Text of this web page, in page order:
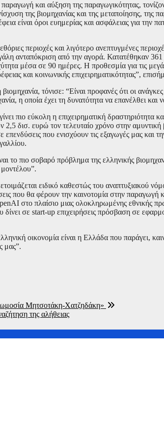
και αύξηση της παραγωγικότητας,
της βιομηχανίας και της μεταποίησης, της
είναι όροι ευημερίας και ασφάλειας για την
περιοχές και λιγότερο ανεπτυγμένες
ανταπόκριση από την αγορά. Κατατέθηκαν 361
μέσα σε 90 ημέρες. Η προθεσμία για τις
και κοινωνικής επιχειρηματικότητας”,
τόνισε: “Είναι προφανές ότι οι
η οποία έχει τη δυνατότητα να επανέλθει και
πιο εύκολη η επιχειρηματική δραστηριότητα
δισ. ευρώ τον τελευταίο χρόνο στην αμυντική
που ενισχύουν τις εξαγωγές μας και
το πιο σοβαρό πρόβλημα της ελληνικής
ειδικό καθεστώς του αναπτυξιακού
που θα φέρουν την καινοτομία στην παραγωγή
στο πλαίσιο μιας ολοκληρωμένης εθνικής
σε start-up επιχειρήσεις πρόσβαση σε
οικονομία είναι η Ελλάδα που παράγει,
μας”.
Μητσοτάκη-Χατζηδάκη»
της αλήθειας